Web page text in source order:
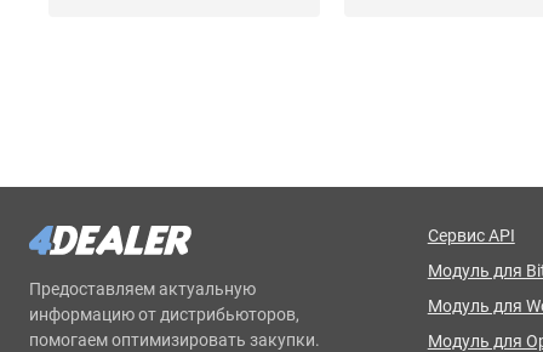
Предоставляем актуальную
информацию от дистрибьюторов,
помогаем оптимизировать закупки.
Сервис API
Модуль для
Модуль для
Модуль для